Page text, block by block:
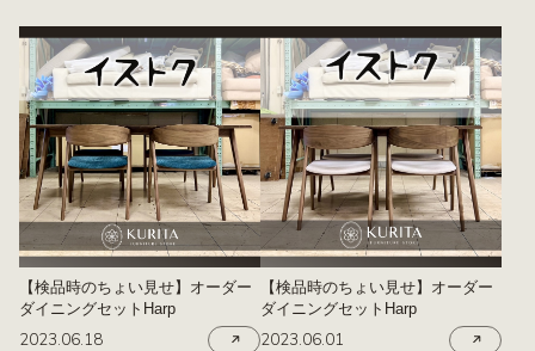
【検品時のちょい見せ】オーダー
ダイニングセットHarp
2023.06.18
【検品時のちょい見せ】オーダー
ダイニングセットHarp
2023.06.01